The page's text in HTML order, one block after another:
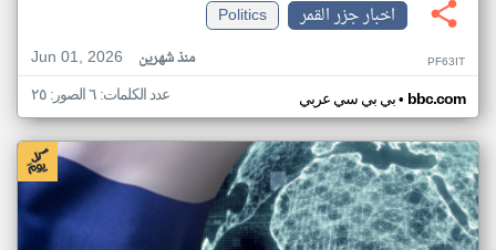
اخبار جزر القمر
Politics
Jun 01, 2026
منذ شهرين PF63IT
بي بي سي عربي• bbc.com عدد الكلمات: ٦ الصور: ٢٥